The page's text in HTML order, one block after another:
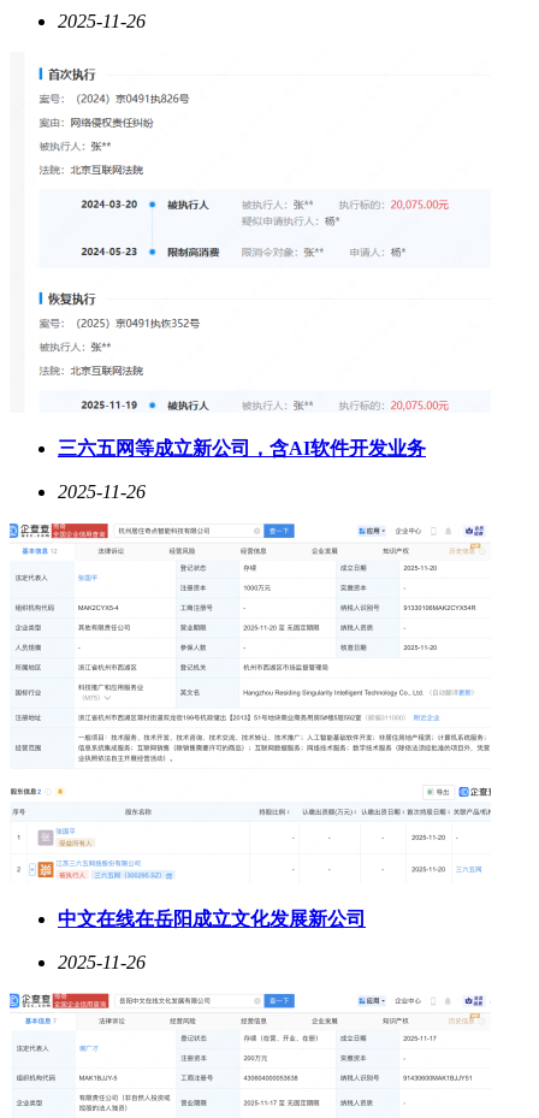
2025-11-26
三六五网等成立新公司，含AI软件开发业务
2025-11-26
中文在线在岳阳成立文化发展新公司
2025-11-26